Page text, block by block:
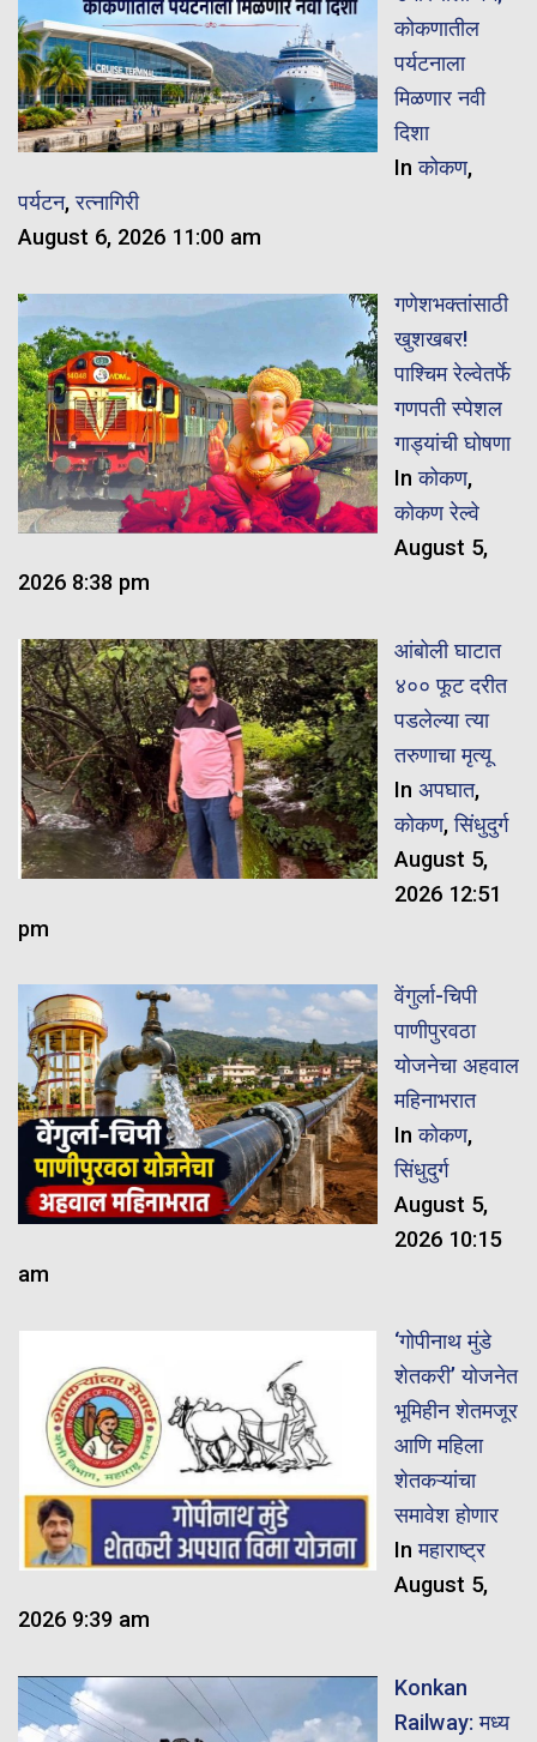
कोकणातील
पर्यटनाला
मिळणार नवी
दिशा
Inकोकण,
पर्यटन,रत्नागिरी
August 6, 2026 11:00 am
गणेशभक्तांसाठी
खुशखबर!
पाश्चिम रेल्वेतर्फे
गणपती स्पेशल
गाड्यांची घोषणा
Inकोकण,
कोकण रेल्वे
August 5,
2026 8:38 pm
आंबोली घाटात
४०० फूट दरीत
पडलेल्या त्या
तरुणाचा मृत्यू
In अपघात,
कोकण,सिंधुदुर्ग
August 5,
2026 12:51
pm
वेंगुर्ला-चिपी
पाणीपुरवठा
योजनेचा अहवाल
महिनाभरात
Inकोकण,
सिंधुदुर्ग
August 5,
2026 10:15
am
‘गोपीनाथ मुंडे
शेतकरी’ योजनेत
भूमिहीन शेतमजूर
आणि महिला
शेतकऱ्यांचा
समावेश होणार
Inमहाराष्ट्र
August 5,
2026 9:39 am
Konkan
Railway: मध्य